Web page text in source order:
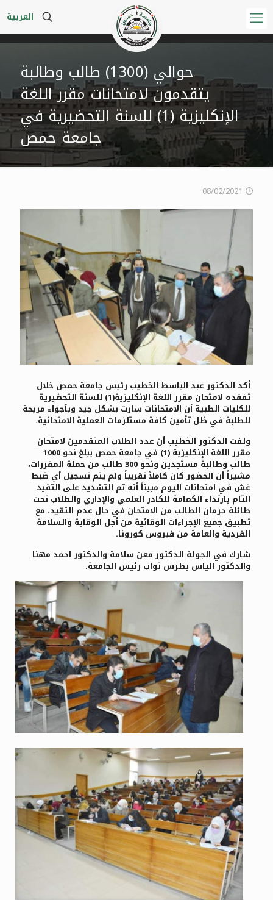
العربية
حوالي (1300) طالب وطالبة
يتقدمون لامتحانات مقرر اللغة
الإنكليزية (1) للسنة التحضيرية في
جامعة حمص
08/02/2021
أكد الدكتور عبد الباسط الخطيب رئيس جامعة حمص خلال
تفقده لامتحان مقرر اللغة الإنكليزية(1) للسنة التحضيرية
للكليات الطبية أن الامتحانات سارت بشكل جيد وبأجواء مريحة
للطلبة في ظل تأمين كافة مستلزمات العملية الامتحانية.
ولفت الدكتور الخطيب أن عدد الطلاب المتقدمين لامتحان
مقرر اللغة الإنكليزية (1) في جامعة حمص يبلغ نحو 1000
طالب وطالبة مستجدين ونحو 300 طالب من حملة المقررات،
مشيراً أن الحضور كان كاملاً تقريباً ولم يتم تسجيل أي ضبط
غش في امتحانات اليوم مبيناً أنه تم التشديد على التقيد
التام بارتداء الكمامة للكادر العلمي والإداري والطلاب تحت
طائلة حرمان الطالب من الامتحان في حال عدم التقيد، مع
تطبيق جميع الإجراءات الوقائية من أجل الوقاية والسلامة
الفردية والعامة من فيروس كورونا.
شارك في الجولة الدكتور معن سلامة والدكتور احمد مهنا
والدكتور الياس بطرس نواب رئيس الجامعة.